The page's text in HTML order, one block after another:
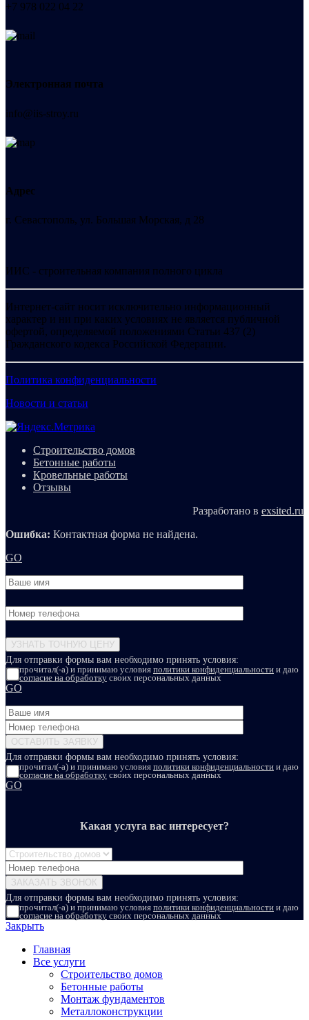
+7 978 022 04 22
Электронная почта
info@iis-stroy.ru
Адрес
г. Севастополь, ул. Большая Морская, д 28
ИИС - строительная компания полного цикла
Интернет-сайт носит исключительно информационный
характер и ни при каких условиях не является публичной
офертой, определяемой положениями Статьи 437 (2)
Гражданского кодекса Российской Федерации.
Политика конфиденциальности
Новости и статьи
Строительство домов
Бетонные работы
Кровельные работы
Отзывы
Разработано в exsited.ru
Ошибка: Контактная форма не найдена.
GO
Для отправки формы вам необходимо принять условия:
прочитал(-а) и принимаю условия политики конфиденциальности и даю
согласие на обработку своих персональных данных
GO
Для отправки формы вам необходимо принять условия:
прочитал(-а) и принимаю условия политики конфиденциальности и даю
согласие на обработку своих персональных данных
GO
Какая услуга вас интересует?
Для отправки формы вам необходимо принять условия:
прочитал(-а) и принимаю условия политики конфиденциальности и даю
согласие на обработку своих персональных данных
Закрыть
Главная
Все услуги
Строительство домов
Бетонные работы
Монтаж фундаментов
Металлоконструкции